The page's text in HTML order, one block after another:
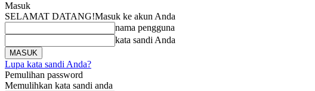
Masuk
SELAMAT DATANG!Masuk ke akun Anda
nama pengguna
kata sandi Anda
Lupa kata sandi Anda?
Pemulihan password
Memulihkan kata sandi anda